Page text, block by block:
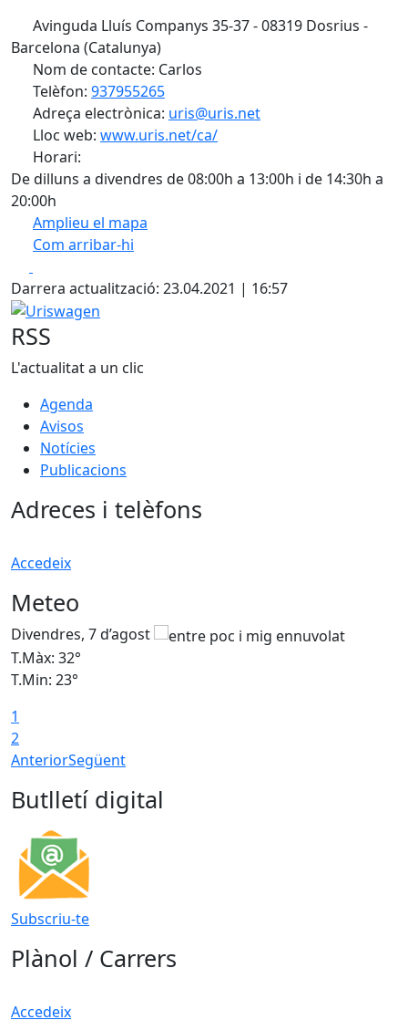
Avinguda Lluís Companys 35-37 - 08319 Dosrius -
Barcelona (Catalunya)
Nom de contacte: Carlos
Telèfon: 937955265
Adreça electrònica: uris@uris.net
Lloc web: www.uris.net/ca/
Horari:
De dilluns a divendres de 08:00h a 13:00h i de 14:30h a
20:00h
Amplieu el mapa
Com arribar-hi
+
−
Darrera actualització: 23.04.2021 | 16:57
Uriswagen
RSS
L'actualitat a un clic
Agenda
Avisos
Notícies
Publicacions
Adreces i telèfons
Accedeix
Meteo
Divendres, 7 d’agost
T.Màx: 32°
T.Min: 23°
1
2
AnteriorSegüent
Butlletí digital
Subscriu-te
Plànol / Carrers
Accedeix